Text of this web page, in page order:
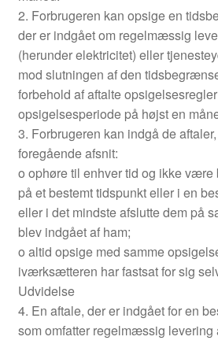
2. Forbrugeren kan opsige en
der er indgået om regelmæssig
(herunder elektricitet) eller
mod slutningen af den
forbehold af aftalte
opsigelsesperiode på højst en
3. Forbrugeren kan indgå de
foregående afsnit:
o ophøre til enhver tid og ikke
på et bestemt tidspunkt eller i en
eller i det mindste afslutte dem på
blev indgået af ham;
o altid opsige med samme
iværksætteren har fastsat for sig
Udvidelse
4. En aftale, der er indgået for en
som omfatter regelmæssig levering